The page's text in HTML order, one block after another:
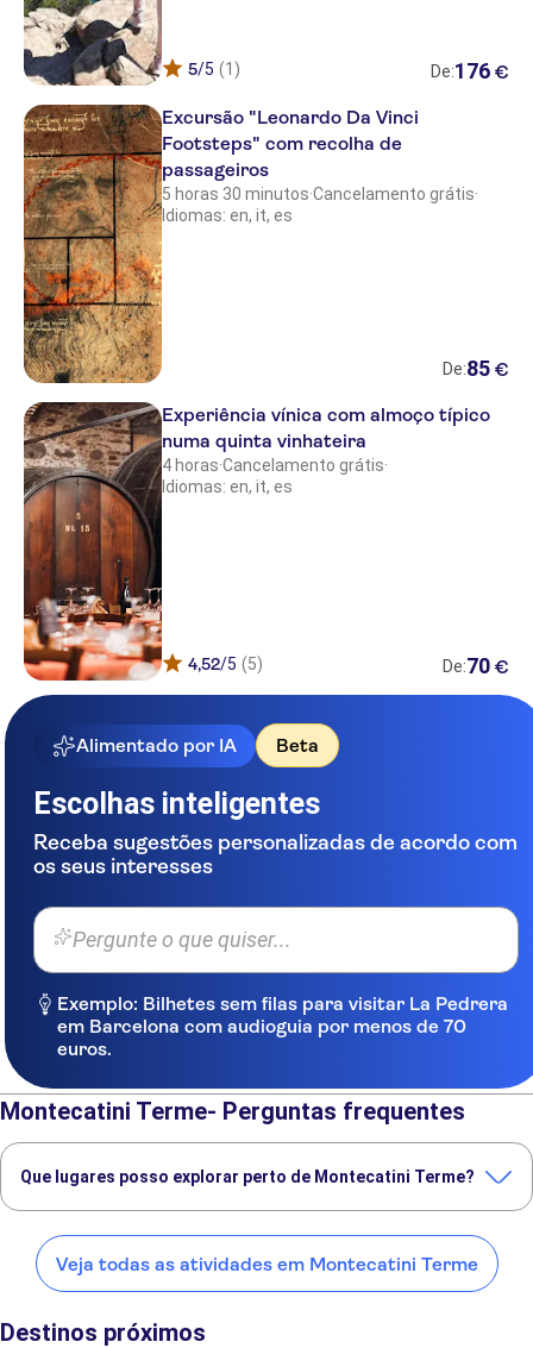
HOTEL SAVOIA E CAMPANA
GRAND HOTEL VITTORIA
HOTEL PUCCINI
HOTEL MINERVA PALACE
HOTEL MIRAMONTI
HOTEL PRIME
HOTEL BRASILE
GRAND HOTEL PANORAMIC
HOTEL REALE
HOTEL LA QUERCETA
HOTEL TUSCANY INN
HOTEL SETTENTRIONALE
ESPLANADE
HOTEL CRYSTAL PALACE
HOTEL LA RIVIERA
SMART HOTEL BARTOLINI
HOTEL INTERNAZIONALE
HOTEL PARMA E ORIENTE
HOTEL AMBROSIANO
HOTEL NIZZA ET SUISSE
GRAND HOTEL BELLAVISTA
PALACE
HOTEL RAPHAEL
HOTEL BRENNERO E VARSAVIA
HOTEL CAPPELLI
HOTEL PARADISO
HOTEL BIONDI
5/5 (1) De:176 €
Excursão "Leonardo Da Vinci
Footsteps" com recolha de
passageiros
5 horas 30 minutos·Cancelamento grátis·
Idiomas: en, it, es
De:85 €
Experiência vínica com almoço típico
numa quinta vinhateira
4 horas·Cancelamento grátis·
Idiomas: en, it, es
4,52/5 (5) De:70 €
Alimentado por IA Beta
Escolhas inteligentes
Receba sugestões personalizadas de acordo com
os seus interesses
Pergunte o que quiser...
Exemplo: Bilhetes sem filas para visitar La Pedrera
em Barcelona com audioguia por menos de 70
euros.
Montecatini Terme- Perguntas frequentes
Que lugares posso explorar perto de Montecatini Terme?
Montecatini Terme:
Lucca Pisa
Veja todas as atividades em Montecatini Terme
Destinos próximos